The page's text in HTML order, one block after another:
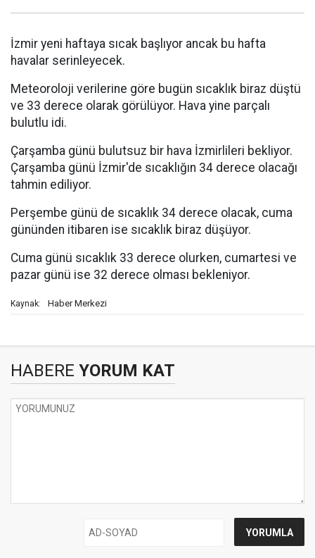
İzmir yeni haftaya sıcak başlıyor ancak bu hafta
havalar serinleyecek.
Meteoroloji verilerine göre bugün sıcaklık biraz düştü
ve 33 derece olarak görülüyor. Hava yine parçalı
bulutlu idi.
Çarşamba günü bulutsuz bir hava İzmirlileri bekliyor.
Çarşamba günü İzmir'de sıcaklığın 34 derece olacağı
tahmin ediliyor.
Perşembe günü de sıcaklık 34 derece olacak, cuma
gününden itibaren ise sıcaklık biraz düşüyor.
Cuma günü sıcaklık 33 derece olurken, cumartesi ve
pazar günü ise 32 derece olması bekleniyor.
Kaynak: Haber Merkezi
HABERE YORUM KAT